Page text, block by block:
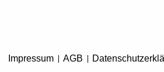
Impressum AGB